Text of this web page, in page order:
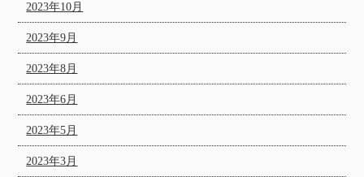
2023年10月
2023年9月
2023年8月
2023年6月
2023年5月
2023年3月